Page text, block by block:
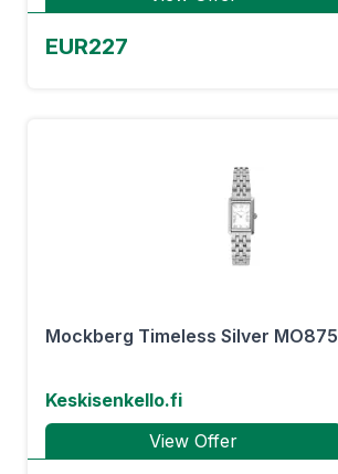
EUR227
Mockberg Timeless Silver MO875
Keskisenkello.fi
View Offer